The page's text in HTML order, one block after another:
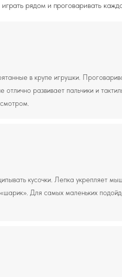
рядом и проговаривать
в крупе игрушки.
развивает пальчики и
кусочки. Лепка укрепляет
Для самых маленьких